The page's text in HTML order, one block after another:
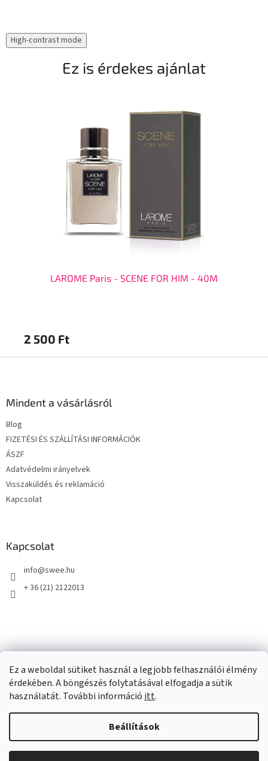
Ez a weboldal sütiket használ a legjobb felhasználói élmény
érdekében. A böngészés folytatásával elfogadja a sütik
használatát. További információ itt.
Beállítások
High-contrast mode
Ez is érdekes ajánlat
LAROME Paris - SCENE FOR HIM - 40M
2 500 Ft
Mindent a vásárlásról
Blog
FIZETÉSI ÉS SZÁLLÍTÁSI INFORMÁCIÓK
ÁSZF
Adatvédelmi irányelvek
Visszaküldés és reklamáció
Kapcsolat
Kapcsolat
info@swee.hu
+ 36 (21) 2122013
Shoptet készítette